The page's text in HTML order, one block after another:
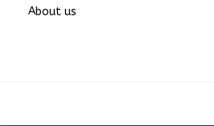
About us